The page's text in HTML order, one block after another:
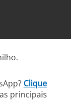
Clique
principais